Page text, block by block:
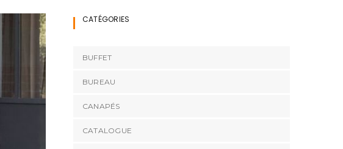
CATÉGORIES
BUFFET
BUREAU
CANAPÉS
CATALOGUE